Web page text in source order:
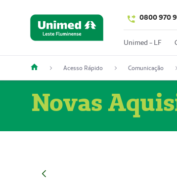
0800 970
Unimed - LF
Acesso Rápido Comunicação
Novas